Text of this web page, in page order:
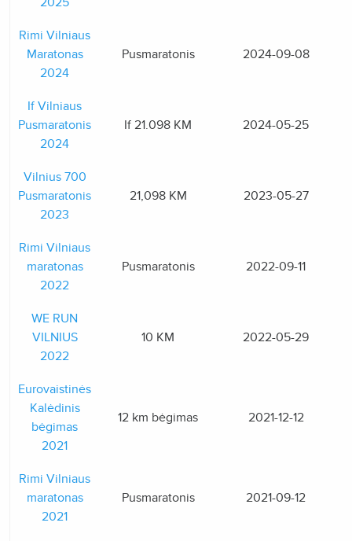
Rimi Vilniaus
Maratonas
2024
Pusmaratonis 2024-09-08
If Vilniaus
Pusmaratonis
2024
If 21.098 KM 2024-05-25
Vilnius 700
Pusmaratonis
2023
21,098 KM 2023-05-27
Rimi Vilniaus
maratonas
2022
Pusmaratonis 2022-09-11
WE RUN
VILNIUS
2022
10 KM 2022-05-29
Eurovaistinės
Kalėdinis
bėgimas
2021
12 km bėgimas 2021-12-12
Rimi Vilniaus
maratonas
2021
Pusmaratonis 2021-09-12